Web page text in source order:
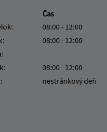
Čas
08:00 - 12:00
08:00 - 12:00
08:00 - 12:00
nestránkový deň